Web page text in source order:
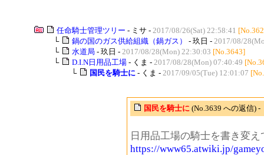
任命騎士管理ツリー - ミサ - 2017/08/26(Sat) 22:58:41
└
鍋の国のガス供給組織（鍋ガス） - 玖日 - 2017/08/
└
水道局 - 玖日 - 2017/08/28(Mon) 22:30:03 [No.3643]
└
D.I.N日用品工場 - くま - 2017/08/28(Mon) 07:40:49
└
国民を騎士に - くま - 2017/09/05(Tue) 12:01:07
国民を騎士に (No.3639 への返信) -
日用品工場の騎士を書き変
https://www65.atwiki.jp/